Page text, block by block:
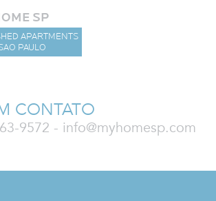
SP
APARTMENTS
PAULO
CONTATO
9572 - info@myhomesp.com